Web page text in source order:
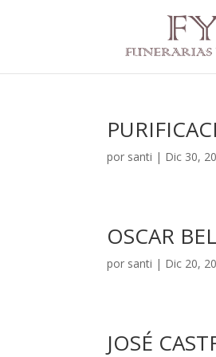
por santi | Dic 30,
OSCAR
por santi | Dic 20,
JOSÉ